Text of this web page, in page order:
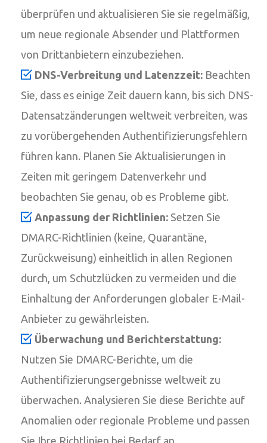
überprüfen und aktualisieren Sie sie regelmäßig,
um neue regionale Absender und Plattformen
von Drittanbietern einzubeziehen.
DNS-Verbreitung und Latenzzeit: Beachten
Sie, dass es einige Zeit dauern kann, bis sich DNS-
Datensatzänderungen weltweit verbreiten, was
zu vorübergehenden Authentifizierungsfehlern
führen kann. Planen Sie Aktualisierungen in
Zeiten mit geringem Datenverkehr und
beobachten Sie genau, ob es Probleme gibt.
Anpassung der Richtlinien: Setzen Sie
DMARC-Richtlinien (keine, Quarantäne,
Zurückweisung) einheitlich in allen Regionen
durch, um Schutzlücken zu vermeiden und die
Einhaltung der Anforderungen globaler E-Mail-
Anbieter zu gewährleisten.
Überwachung und Berichterstattung:
Nutzen Sie DMARC-Berichte, um die
Authentifizierungsergebnisse weltweit zu
überwachen. Analysieren Sie diese Berichte auf
Anomalien oder regionale Probleme und passen
Sie Ihre Richtlinien bei Bedarf an.